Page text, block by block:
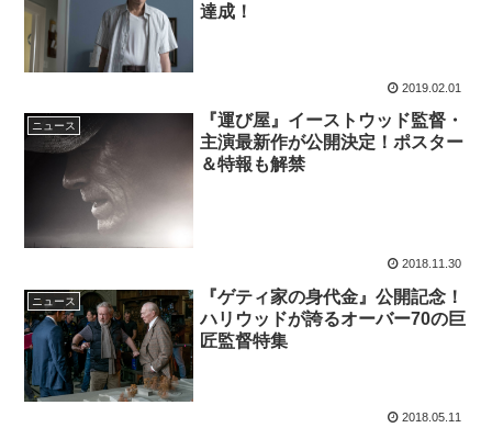
達成！
2019.02.01
ニュース
『運び屋』イーストウッド監督・
主演最新作が公開決定！ポスター
＆特報も解禁
2018.11.30
ニュース
『ゲティ家の身代金』公開記念！
ハリウッドが誇るオーバー70の巨
匠監督特集
2018.05.11